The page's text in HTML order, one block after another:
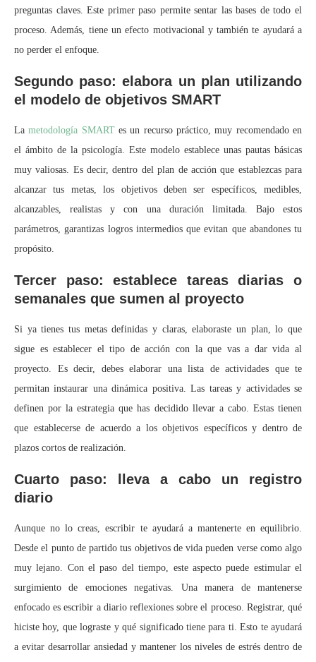
preguntas claves. Este primer paso permite sentar las bases de todo el
proceso. Además, tiene un efecto motivacional y también te ayudará a
no perder el enfoque.
Segundo paso: elabora un plan utilizando
el modelo de objetivos SMART
Lametodología SMARTes un recurso práctico, muy recomendado en
el ámbito de la psicología. Este modelo establece unas pautas básicas
muy valiosas. Es decir, dentro del plan de acción que establezcas para
alcanzar tus metas, los objetivos deben ser específicos, medibles,
alcanzables, realistas y con una duración limitada. Bajo estos
parámetros, garantizas logros intermedios que evitan que abandones tu
propósito.
Tercer paso: establece tareas diarias o
semanales que sumen al proyecto
Si ya tienes tus metas definidas y claras, elaboraste un plan, lo que
sigue es establecer el tipo de acción con la que vas a dar vida al
proyecto. Es decir, debes elaborar una lista de actividades que te
permitan instaurar una dinámica positiva. Las tareas y actividades se
definen por la estrategia que has decidido llevar a cabo. Estas tienen
que establecerse de acuerdo a los objetivos específicos y dentro de
plazos cortos de realización.
Cuarto paso: lleva a cabo un registro
diario
Aunque no lo creas, escribir te ayudará a mantenerte en equilibrio.
Desde el punto de partido tus objetivos de vida pueden verse como algo
muy lejano. Con el paso del tiempo, este aspecto puede estimular el
surgimiento de emociones negativas. Una manera de mantenerse
enfocado es escribir a diario reflexiones sobre el proceso. Registrar, qué
hiciste hoy, que lograste y qué significado tiene para ti. Esto te ayudará
a evitar desarrollar ansiedad y mantener los niveles de estrés dentro de